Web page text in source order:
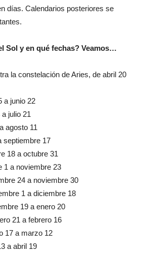
días. Calendarios posteriores se
Sol y en qué fechas? Veamos…
la constelación de Aries, de abril 20
a junio 22
julio 21
agosto 11
septiembre 17
18 a octubre 31
1 a noviembre 23
24 a noviembre 30
1 a diciembre 18
19 a enero 20
21 a febrero 16
17 a marzo 12
a abril 19